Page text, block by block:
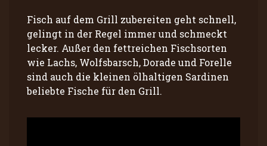
Fisch auf dem Grill zubereiten geht schnell,
gelingt in der Regel immer und schmeckt
lecker. Außer den fettreichen Fischsorten
wie Lachs, Wolfsbarsch, Dorade und Forelle
sind auch die kleinen ölhaltigen Sardinen
beliebte Fische für den Grill.